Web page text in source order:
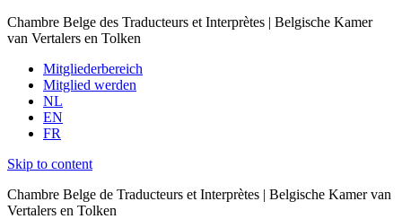
Chambre Belge des Traducteurs et Interprètes | Belgische Kamer
van Vertalers en Tolken
Mitgliederbereich
Mitglied werden
NL
EN
FR
Skip to content
Chambre Belge de Traducteurs et Interprètes | Belgische Kamer van
Vertalers en Tolken